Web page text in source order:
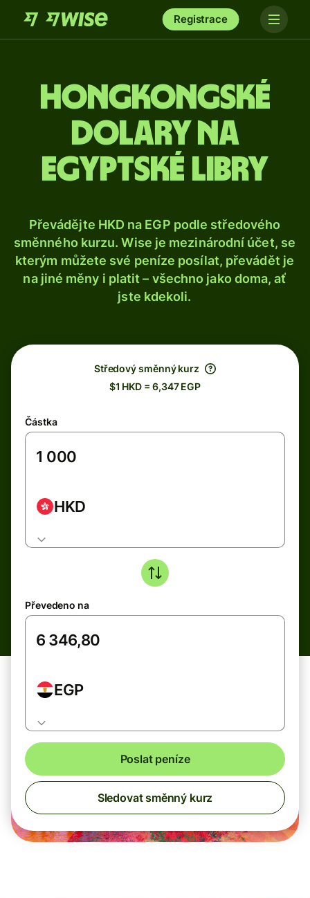
Registrace
Hongkongské
dolary na
egyptské libry
Převádějte HKD na EGP podle středového
směnného kurzu. Wise je mezinárodní účet, se
kterým můžete své peníze posílat, převádět je
na jiné měny i platit – všechno jako doma, ať
jste kdekoli.
Středový směnný kurz
$1 HKD = 6,347 EGP
Částka
HKD
Převedeno na
EGP
Poslat peníze
Sledovat směnný kurz